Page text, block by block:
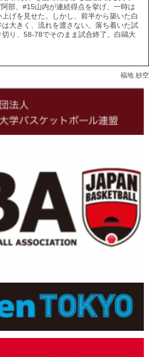
部、#15山内が連続得点を挙げ、一時は
げを見せた。しかし、前半から築いた白
大きく、流れを渡さない。落ち着いた試
り、58-78でそのまま試合終了。白鷗大
福地 紗空